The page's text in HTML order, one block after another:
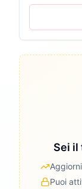
Sei il
Puoi